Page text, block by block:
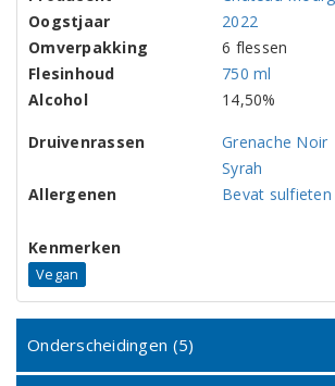
Oogstjaar
2022
Omverpakking
6 flessen
Flesinhoud
750 ml
Alcohol
14,50%
Druivenrassen
Grenache Noir
Syrah
Allergenen
Bevat sulfieten
Kenmerken
Vegan
Onderscheidingen (5)